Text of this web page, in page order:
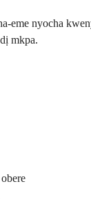
eme nyocha
mkpa.